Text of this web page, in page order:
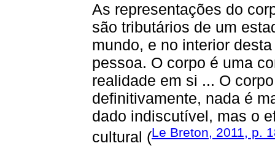
As representações do
são tributários de um
mundo, e no interior
pessoa. O corpo é uma
realidade em si ... O
definitivamente, nada é
dado indiscutível, mas o
cultural (Le Breton, 2011, p.